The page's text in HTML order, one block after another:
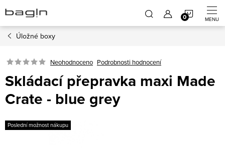
na
obsah
Úložné boxy
Neohodnoceno Podrobnosti hodnocení
Skládací přepravka maxi Made
Crate - blue grey
Poslední možnost nákupu